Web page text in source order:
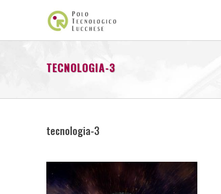
TECNOLOGIA-3
tecnologia-3